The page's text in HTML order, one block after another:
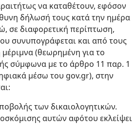
να καταθέτουν, εφόσον
δήλωσή τους κατά την ημέρα
σε διαφορετική περίπτωση,
συνυπογράφεται και από τους
(θεωρημένη για το
σύμφωνα με το άρθρο 11 παρ. 1
μέσω του gov.gr), στην
των δικαιολογητικών.
αυτών αφότου εκλείψει